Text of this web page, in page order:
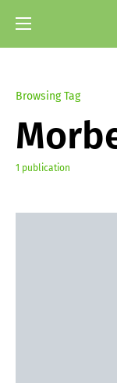
Browsing Tag
1 publication